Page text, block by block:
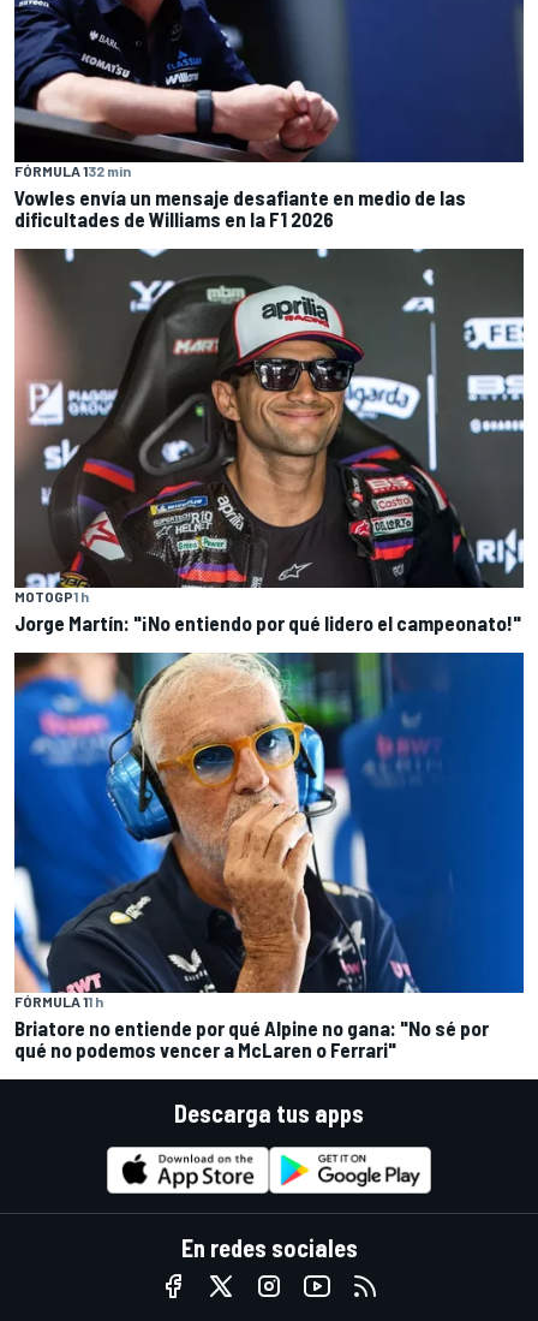
FÓRMULA 132 min
Vowles envía un mensaje desafiante en medio de las
dificultades de Williams en la F1 2026
MOTOGP1 h
Jorge Martín: "¡No entiendo por qué lidero el campeonato!"
FÓRMULA 11 h
Briatore no entiende por qué Alpine no gana: "No sé por
qué no podemos vencer a McLaren o Ferrari"
Descarga tus apps
En redes sociales